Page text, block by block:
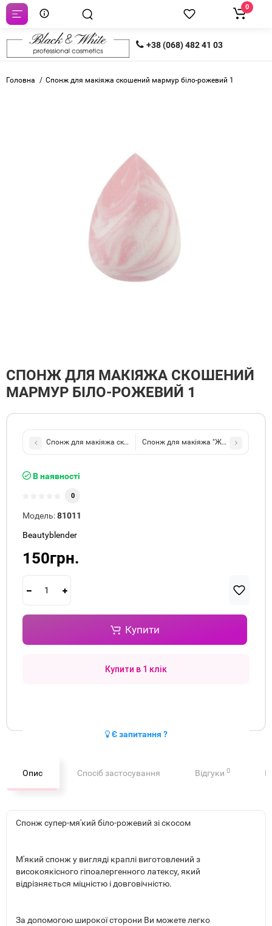
+38 (068) 482 41 03
0
Головна Спонж для макіяжа скошений мармур біло-рожевий 1
СПОНЖ ДЛЯ МАКІЯЖА СКОШЕНИЙ
МАРМУР БІЛО-РОЖЕВИЙ 1
Спонж для макіяжа скошений оливковийСпонж для макіяжа "Желудь"
В наявності
0
Модель:81011
Beautyblender
150грн.
Купити
Купити в 1 клік
Є запитання ?
Опис Спосіб застосування Відгуки 0
Спонж супер-мя'кий біло-рожевий зі скосом
М'який спонж у вигляді краплі виготовлений з
високоякісного гіпоалергенного латексу, який
відрізняється міцністю і довговічністю.
За допомогою широкої сторони Ви можете легко